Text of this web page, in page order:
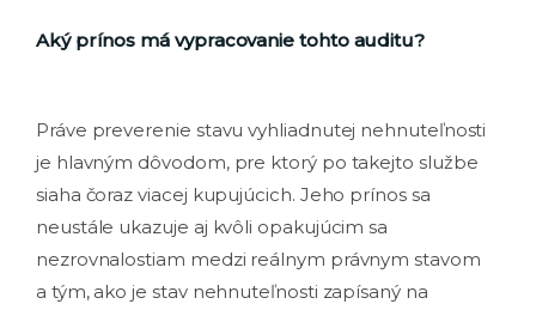
Aký prínos má vypracovanie tohto auditu?
Práve preverenie stavu vyhliadnutej nehnuteľnosti
je hlavným dôvodom, pre ktorý po takejto službe
siaha čoraz viacej kupujúcich. Jeho prínos sa
neustále ukazuje aj kvôli opakujúcim sa
nezrovnalostiam medzi reálnym právnym stavom
a tým, ako je stav nehnuteľnosti zapísaný na